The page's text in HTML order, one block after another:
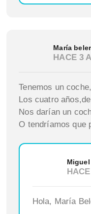
María
HACE 3
Tenemos un
Los cuatro
Nos darían un
O tendríamos que
Miguel
Hola, María